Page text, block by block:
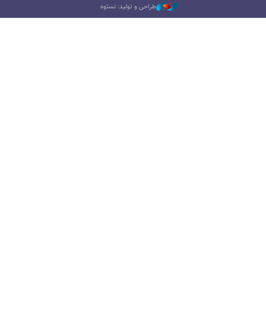
طراحی و تولید: نستوه